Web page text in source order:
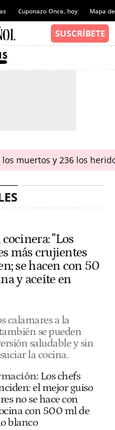
Cuponazo Once, hoy Mapa
los muertos y 236 los
"Los
más crujientes
se hacen con 50
y aceite en
calamares a la
se pueden
saludable y sin
la cocina.
Los chefs
el mejor guiso
no se hace con
con 500 ml de
blanco